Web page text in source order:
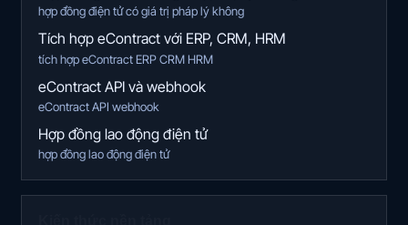
hợp đồng điện tử có giá trị pháp lý không
Tích hợp eContract với ERP, CRM, HRM
tích hợp eContract ERP CRM HRM
eContract API và webhook
eContract API webhook
Hợp đồng lao động điện tử
hợp đồng lao động điện tử